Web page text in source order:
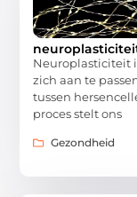
Neuroplasticiteit
zich aan te
tussen
proces stelt ons
Gezondheid